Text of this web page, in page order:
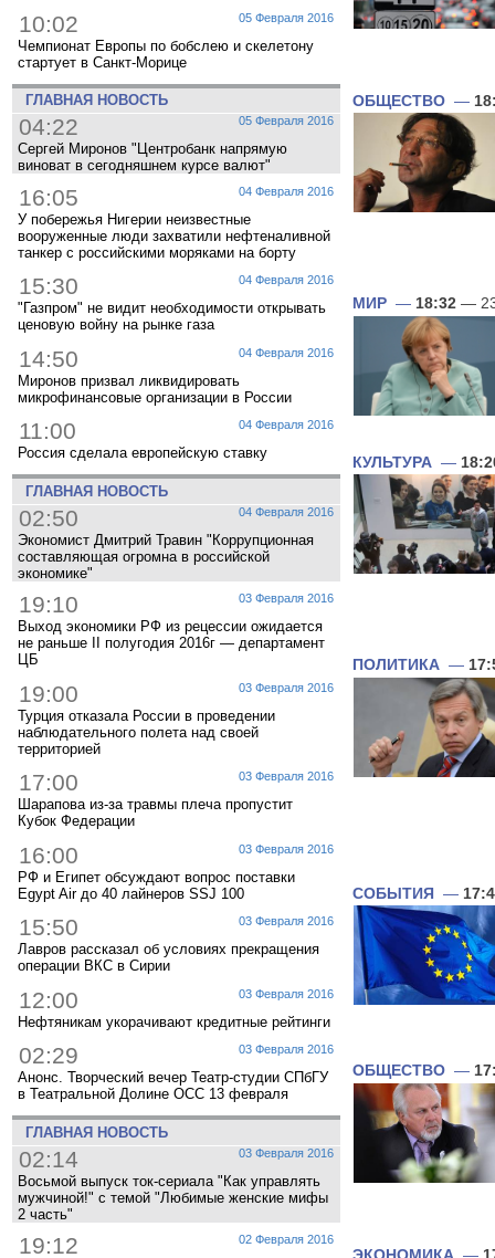
05 Февраля 2016
10:02
Чемпионат Европы по бобслею и скелетону
стартует в Санкт-Морице
ГЛАВНАЯ НОВОСТЬ
05 Февраля 2016
04:22
Сергей Миронов "Центробанк напрямую
виноват в сегодняшнем курсе валют"
04 Февраля 2016
16:05
У побережья Нигерии неизвестные
вооруженные люди захватили нефтеналивной
танкер с российскими моряками на борту
04 Февраля 2016
15:30
"Газпром" не видит необходимости открывать
ценовую войну на рынке газа
04 Февраля 2016
14:50
Миронов призвал ликвидировать
микрофинансовые организации в России
04 Февраля 2016
11:00
Россия сделала европейскую ставку
ГЛАВНАЯ НОВОСТЬ
04 Февраля 2016
02:50
Экономист Дмитрий Травин "Коррупционная
составляющая огромна в российской
экономике"
03 Февраля 2016
19:10
Выход экономики РФ из рецессии ожидается
не раньше II полугодия 2016г — департамент
ЦБ
03 Февраля 2016
19:00
Турция отказала России в проведении
наблюдательного полета над своей
территорией
03 Февраля 2016
17:00
Шарапова из-за травмы плеча пропустит
Кубок Федерации
03 Февраля 2016
16:00
РФ и Египет обсуждают вопрос поставки
Egypt Air до 40 лайнеров SSJ 100
03 Февраля 2016
15:50
Лавров рассказал об условиях прекращения
операции ВКС в Сирии
03 Февраля 2016
12:00
Нефтяникам укорачивают кредитные рейтинги
03 Февраля 2016
02:29
Анонс. Творческий вечер Театр-студии СПбГУ
в Театральной Долине ОСС 13 февраля
ГЛАВНАЯ НОВОСТЬ
03 Февраля 2016
02:14
Восьмой выпуск ток-сериала "Как управлять
мужчиной!" с темой "Любимые женские мифы
2 часть"
02 Февраля 2016
19:12
ОБЩЕСТВО —
МИР — 18:32 —
КУЛЬТУРА —
ПОЛИТИКА —
СОБЫТИЯ —
ОБЩЕСТВО —